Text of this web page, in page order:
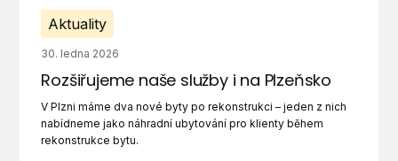
Aktuality
30. ledna 2026
Rozšiřujeme naše služby i na Plzeňsko
V Plzni máme dva nové byty po rekonstrukci – jeden z nich
nabídneme jako náhradní ubytování pro klienty během
rekonstrukce bytu.